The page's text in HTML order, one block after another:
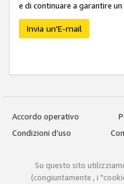
e di continuare a garantire
Invia un'E-mail
Accordo operativo
Condizioni d’uso
Su questo sito
(congiuntamente , i